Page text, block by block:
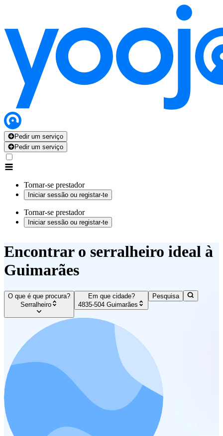
Pedir um serviço
Pedir um serviço
Tornar-se prestador
Iniciar sessão ou registar-te
Tornar-se prestador
Iniciar sessão ou registar-te
Encontrar o serralheiro ideal à
Guimarães
O que é que procura?
Serralheiro
Em que cidade?
4835-504 Guimarães
Pesquisa